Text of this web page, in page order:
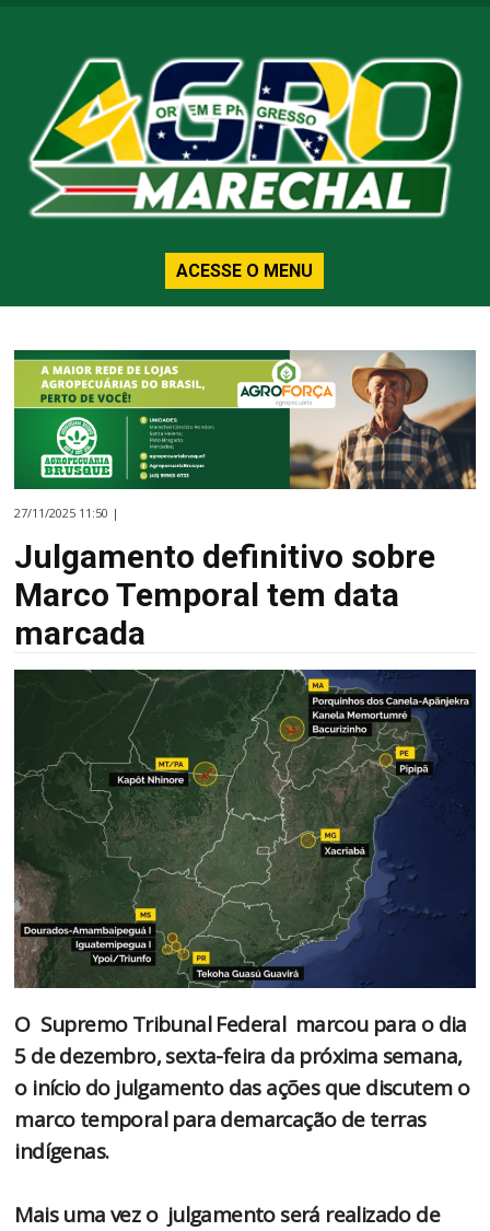
ACESSE O MENU
27/11/2025 11:50 |
Julgamento definitivo sobre
Marco Temporal tem data
marcada
O Supremo Tribunal Federal marcou para o dia
5 de dezembro, sexta-feira da próxima semana,
o início do julgamento das ações que discutem o
marco temporal para demarcação de terras
indígenas.
Mais uma vez o julgamento será realizado de